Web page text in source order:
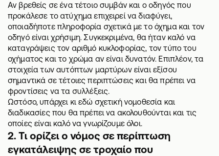
Αν βρεθείς σε ένα τέτοιο συμβάν και ο οδηγός που
προκάλεσε το ατύχημα επιχειρεί να διαφύγει,
οποιαδήποτε πληροφορία σχετικά με το όχημα και τον
οδηγό είναι χρήσιμη. Συγκεκριμένα, θα ήταν καλό να
καταγράψεις τον αριθμό κυκλοφορίας, τον τύπο του
οχήματος και το χρώμα αν είναι δυνατόν. Επιπλέον, τα
στοιχεία των αυτόπτων μαρτύρων είναι εξίσου
σημαντικά σε τέτοιες περιπτώσεις και θα πρέπει να
φροντίσεις να τα συλλέξεις.
Ωστόσο, υπάρχει κι εδώ σχετική νομοθεσία και
διαδικασίες που θα πρέπει να ακολουθούνται και τις
οποίες είναι καλό να γνωρίζουμε όλοι.
2. Τι ορίζει ο νόμος σε περίπτωση
εγκατάλειψης σε τροχαίο που